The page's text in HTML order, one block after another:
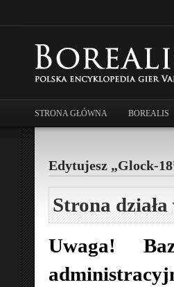
STRONA GŁÓWNA BOREALIS
Edytujesz „Glock-
Strona
Uwaga!